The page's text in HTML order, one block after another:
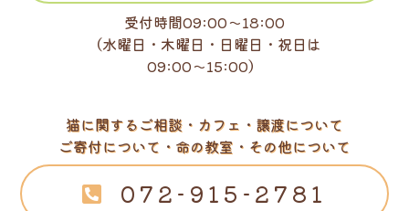
受付時間09:00～18:00
（水曜日・木曜日・日曜日・祝日は
09:00～15:00）
猫に関するご相談・カフェ・譲渡について
ご寄付について・命の教室・その他について
072-915-2781